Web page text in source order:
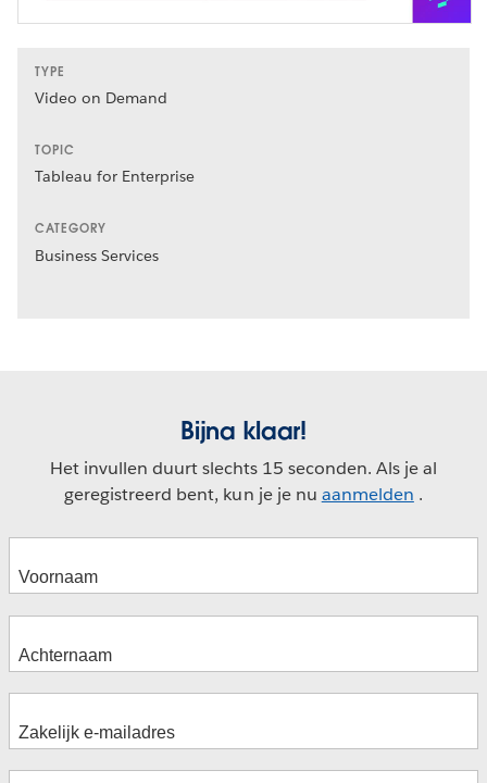
TYPE
Video on Demand
TOPIC
Tableau for Enterprise
CATEGORY
Business Services
Bijna klaar!
Het invullen duurt slechts 15 seconden. Als je al
geregistreerd bent, kun je je nu aanmelden .